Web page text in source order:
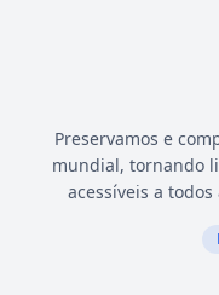
Preservamos e
mundial, tornando
acessíveis a